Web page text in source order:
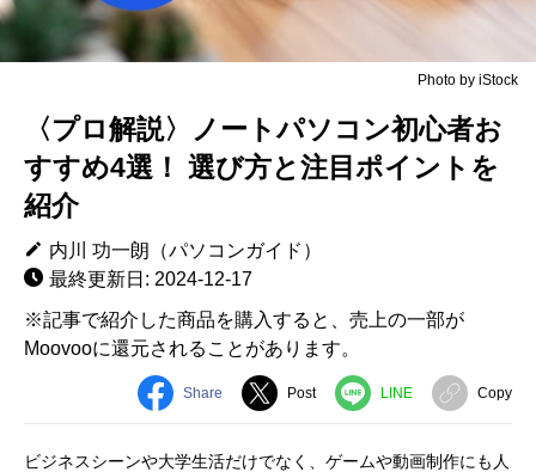
Photo by iStock
〈プロ解説〉ノートパソコン初心者お
すすめ4選！ 選び方と注目ポイントを
紹介
内川 功一朗（パソコンガイド）
最終更新日: 2024-12-17
※記事で紹介した商品を購入すると、売上の一部が
Moovooに還元されることがあります。
Share Post LINE Copy
ビジネスシーンや大学生活だけでなく、ゲームや動画制作にも人